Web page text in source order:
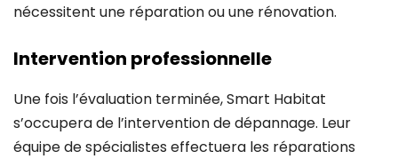
nécessitent une réparation ou une rénovation.
Intervention professionnelle
Une fois l’évaluation terminée, Smart Habitat
s’occupera de l’intervention de dépannage. Leur
équipe de spécialistes effectuera les réparations